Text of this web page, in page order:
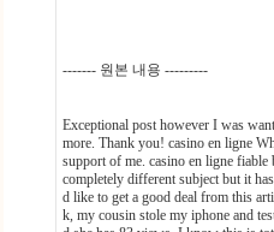
------- 원본 내용 ---------
Exceptional post however I was
more. Thank you! casino en ligne
support of me. casino en ligne
completely different subject but it
d like to get a good deal from this
k, my cousin stole my iphone and